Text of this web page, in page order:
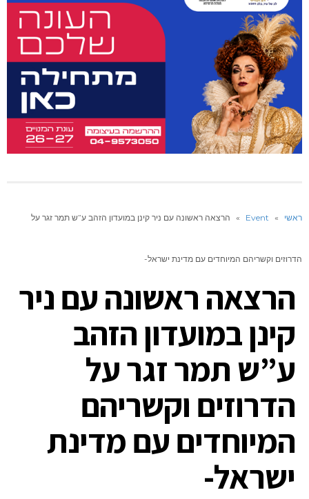
ראשי »
Event
» הרצאה ראשונה עם ניר קינן במועדון הזהב ע”ש תמר זגר על
הדרוזים וקשריהם המיוחדים עם מדינת ישראל-
הרצאה ראשונה עם ניר
קינן במועדון הזהב
ע”ש תמר זגר על
הדרוזים וקשריהם
המיוחדים עם מדינת
ישראל-